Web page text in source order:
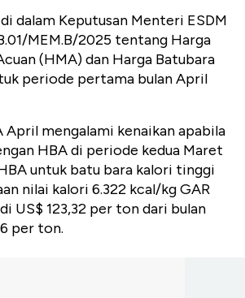
dalam Keputusan Menteri ESDM
MEM.B/2025 tentang Harga
(HMA) dan Harga Batubara
periode pertama bulan April
April mengalami kenaikan apabila
HBA di periode kedua Maret
untuk batu bara kalori tinggi
nilai kalori 6.322 kcal/kg GAR
US$ 123,32 per ton dari bulan
per ton.